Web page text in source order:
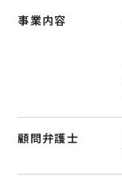
事業内容
顧問弁護士